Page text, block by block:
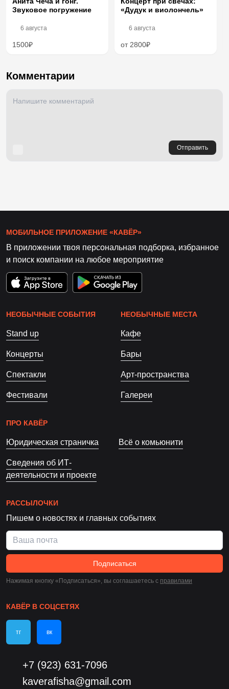
Звуковое погружение
6 августа
1500₽
«Дудук и виолончель»
6 августа
от 2800₽
Комментарии
Отправить
МОБИЛЬНОЕ ПРИЛОЖЕНИЕ «КАВЁР»
В приложении твоя персональная подборка, избранное
и поиск компании на любое мероприятие
НЕОБЫЧНЫЕ СОБЫТИЯ
Stand up
Концерты
Спектакли
Фестивали
НЕОБЫЧНЫЕ МЕСТА
Кафе
Бары
Арт-пространства
Галереи
ПРО КАВЁР
Юридическая страничка Всё о комьюнити
Сведения об ИТ-
деятельности и проекте
РАССЫЛОЧКИ
Пишем о новостях и главных событиях
Подписаться
Нажимая кнопку «Подписаться», вы соглашаетесь c правилами
КАВЁР В СОЦСЕТЯХ
тг вк
+7 (923) 631-7096
kaverafisha@gmail.com